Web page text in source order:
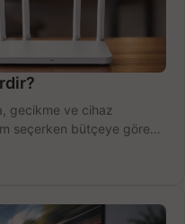
gecikme ve cihaz
seçerken bütçeye göre